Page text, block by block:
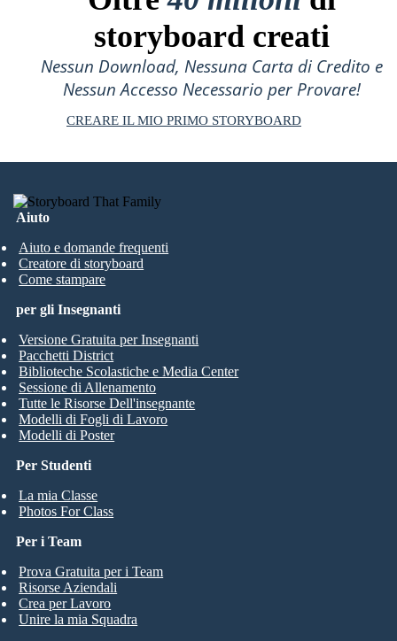
storyboard creati
Nessun Download, Nessuna Carta di Credito e
Nessun Accesso Necessario per Provare!
CREARE IL MIO PRIMO STORYBOARD
Aiuto
Aiuto e domande frequenti
Creatore di storyboard
Come stampare
Per Studenti
La mia Classe
Photos For Class
per gli Insegnanti
Versione Gratuita per Insegnanti
Pacchetti District
Biblioteche Scolastiche e Media Center
Sessione di Allenamento
Tutte le Risorse Dell'insegnante
Modelli di Fogli di Lavoro
Modelli di Poster
Per i Team
Prova Gratuita per i Team
Risorse Aziendali
Crea per Lavoro
Unire la mia Squadra